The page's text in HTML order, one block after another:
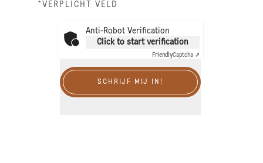
*VERPLICHT VELD
Anti-Robot Verification
Click to start verification
FriendlyCaptcha ⇗
SCHRIJF MIJ IN!